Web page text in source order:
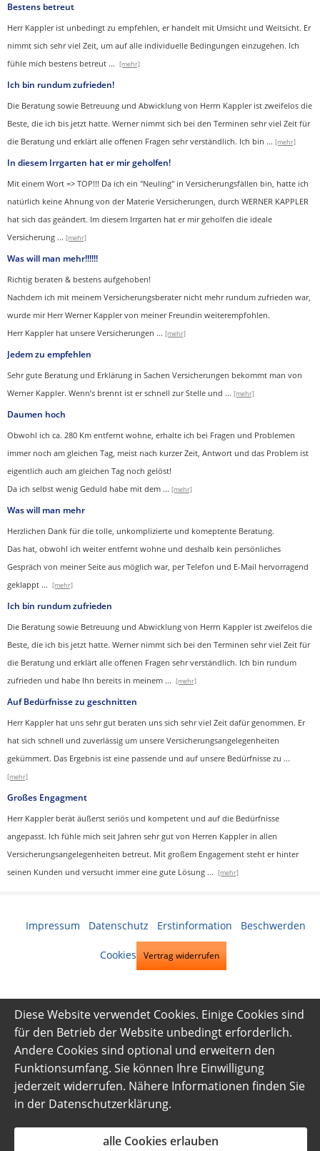
Bestens betreut
Herr Kappler ist unbedingt zu empfehlen, er handelt mit Umsicht und Weitsicht. Er
nimmt sich sehr viel Zeit, um auf alle individuelle Bedingungen einzugehen. Ich
fühle mich bestens betreut ... [mehr]
Ich bin rundum zufrieden!
Die Beratung sowie Betreuung und Abwicklung von Herrn Kappler ist zweifelos die
Beste, die ich bis jetzt hatte. Werner nimmt sich bei den Terminen sehr viel Zeit für
die Beratung und erklärt alle offenen Fragen sehr verständlich. Ich bin ... [mehr]
In diesem Irrgarten hat er mir geholfen!
Mit einem Wort => TOP!!! Da ich ein "Neuling" in Versicherungsfällen bin, hatte ich
natürlich keine Ahnung von der Materie Versicherungen, durch WERNER KAPPLER
hat sich das geändert. Im diesem Irrgarten hat er mir geholfen die ideale
Versicherung ... [mehr]
Was will man mehr!!!!!!
Richtig beraten & bestens aufgehoben!
Nachdem ich mit meinem Versicherungsberater nicht mehr rundum zufrieden war,
wurde mir Herr Werner Kappler von meiner Freundin weiterempfohlen.
Herr Kappler hat unsere Versicherungen ... [mehr]
Jedem zu empfehlen
Sehr gute Beratung und Erklärung in Sachen Versicherungen bekommt man von
Werner Kappler. Wenn’s brennt ist er schnell zur Stelle und ... [mehr]
Daumen hoch
Obwohl ich ca. 280 Km entfernt wohne, erhalte ich bei Fragen und Problemen
immer noch am gleichen Tag, meist nach kurzer Zeit, Antwort und das Problem ist
eigentlich auch am gleichen Tag noch gelöst!
Da ich selbst wenig Geduld habe mit dem ... [mehr]
Was will man mehr
Herzlichen Dank für die tolle, unkomplizierte und komeptente Beratung.
Das hat, obwohl ich weiter entfernt wohne und deshalb kein persönliches
Gespräch von meiner Seite aus möglich war, per Telefon und E-Mail hervorragend
geklappt ... [mehr]
Ich bin rundum zufrieden
Die Beratung sowie Betreuung und Abwicklung von Herrn Kappler ist zweifelos die
Beste, die ich bis jetzt hatte. Werner nimmt sich bei den Terminen sehr viel Zeit für
die Beratung und erklärt alle offenen Fragen sehr verständlich. Ich bin rundum
zufrieden und habe Ihn bereits in meinem ... [mehr]
Auf Bedürfnisse zu geschnitten
Herr Kappler hat uns sehr gut beraten uns sich sehr viel Zeit dafür genommen. Er
hat sich schnell und zuverlässig um unsere Versicherungsangelegenheiten
gekümmert. Das Ergebnis ist eine passende und auf unsere Bedürfnisse zu ...
[mehr]
Großes Engagment
Herr Kappler berät äußerst seriös und kompetent und auf die Bedürfnisse
angepasst. Ich fühle mich seit Jahren sehr gut von Herren Kappler in allen
Versicherungsangelegenheiten betreut. Mit großem Engagement steht er hinter
seinen Kunden und versucht immer eine gute Lösung ... [mehr]
Impressum Datenschutz Erstinformation Beschwerden
Cookies Vertrag widerrufen
Diese Website verwendet Cookies. Einige Cookies sind
für den Betrieb der Website unbedingt erforderlich.
Andere Cookies sind optional und erweitern den
Funktionsumfang. Sie können Ihre Einwilligung
jederzeit widerrufen. Nähere Informationen finden Sie
in der Datenschutzerklärung.
alle Cookies erlauben